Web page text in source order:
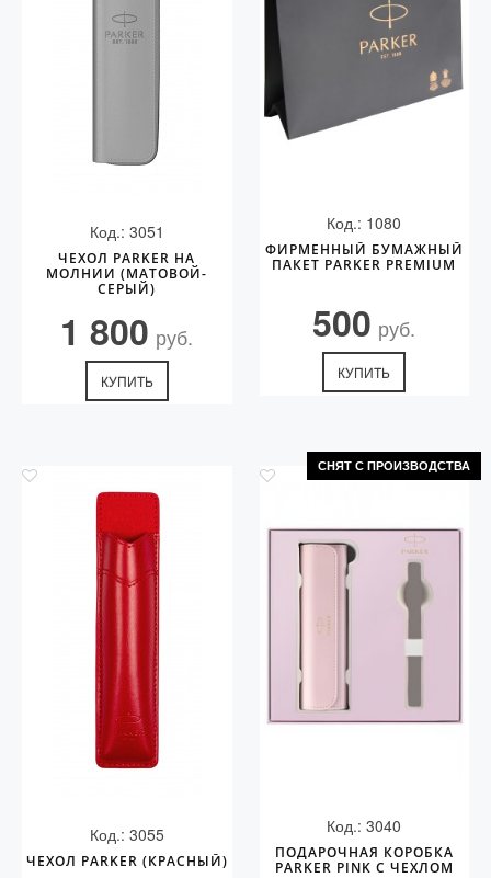
Код.: 3051
ЧЕХОЛ PARKER НА
МОЛНИИ (МАТОВОЙ-
СЕРЫЙ)
1 800 руб.
КУПИТЬ
Код.: 1080
ФИРМЕННЫЙ БУМАЖНЫЙ
ПАКЕТ PARKER PREMIUM
500 руб.
КУПИТЬ
Код.: 3055
ЧЕХОЛ PARKER (КРАСНЫЙ)
СНЯТ С ПРОИЗВОДСТВА
Код.: 3040
ПОДАРОЧНАЯ КОРОБКА
PARKER PINK С ЧЕХЛОМ